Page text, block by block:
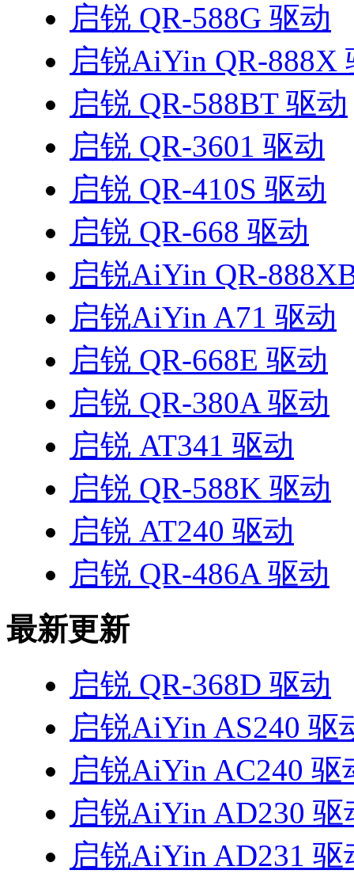
启锐 QR-588G 驱动
启锐AiYin QR-888X
启锐 QR-588BT 驱动
启锐 QR-3601 驱动
启锐 QR-410S 驱动
启锐 QR-668 驱动
启锐AiYin QR-
启锐AiYin A71 驱动
启锐 QR-668E 驱动
启锐 QR-380A 驱动
启锐 AT341 驱动
启锐 QR-588K 驱动
启锐 AT240 驱动
启锐 QR-486A 驱动
最新更新
启锐 QR-368D 驱动
启锐AiYin AS240 驱
启锐AiYin AC240 驱
启锐AiYin AD230 驱
启锐AiYin AD231 驱